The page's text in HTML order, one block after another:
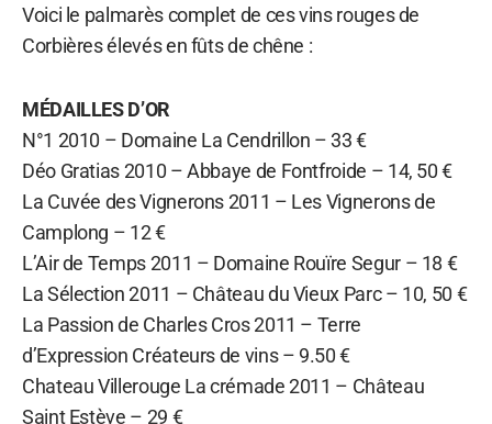
Voici le palmarès complet de ces vins rouges de
Corbières élevés en fûts de chêne :
MÉDAILLES D’OR
N°1 2010 – Domaine La Cendrillon – 33 €
Déo Gratias 2010 – Abbaye de Fontfroide – 14, 50 €
La Cuvée des Vignerons 2011 – Les Vignerons de
Camplong – 12 €
L’Air de Temps 2011 – Domaine Rouïre Segur – 18 €
La Sélection 2011 – Château du Vieux Parc – 10, 50 €
La Passion de Charles Cros 2011 – Terre
d’Expression Créateurs de vins – 9.50 €
Chateau Villerouge La crémade 2011 – Château
Saint Estève – 29 €